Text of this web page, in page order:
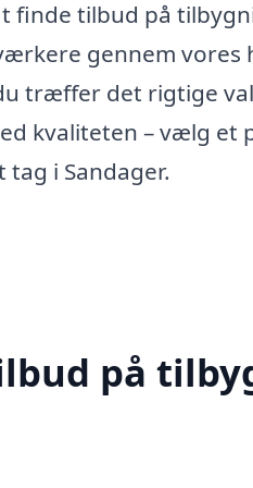
finde tilbud på
gennem vores
træffer det rigtige
kvaliteten – vælg et
i Sandager.
på